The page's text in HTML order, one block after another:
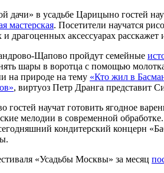
дачи» в усадьбе Царицыно гостей
мастерская. Посетители научатся
драгоценных аксессуарах
Щапово пройдут семейные
шары в воротца с помощью
на природе на тему «Кто жил в
, виртуоз Петр Дранга
гостей научат готовить ягодное
мелодии в современной
кондитерский концерн
«Усадьбы Москвы» за месяц